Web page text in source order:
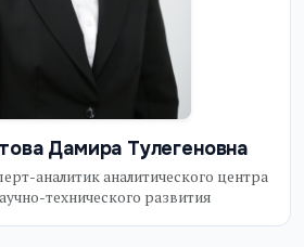
Дамира Тулегеновна
аналитик аналитического центра
технического развития